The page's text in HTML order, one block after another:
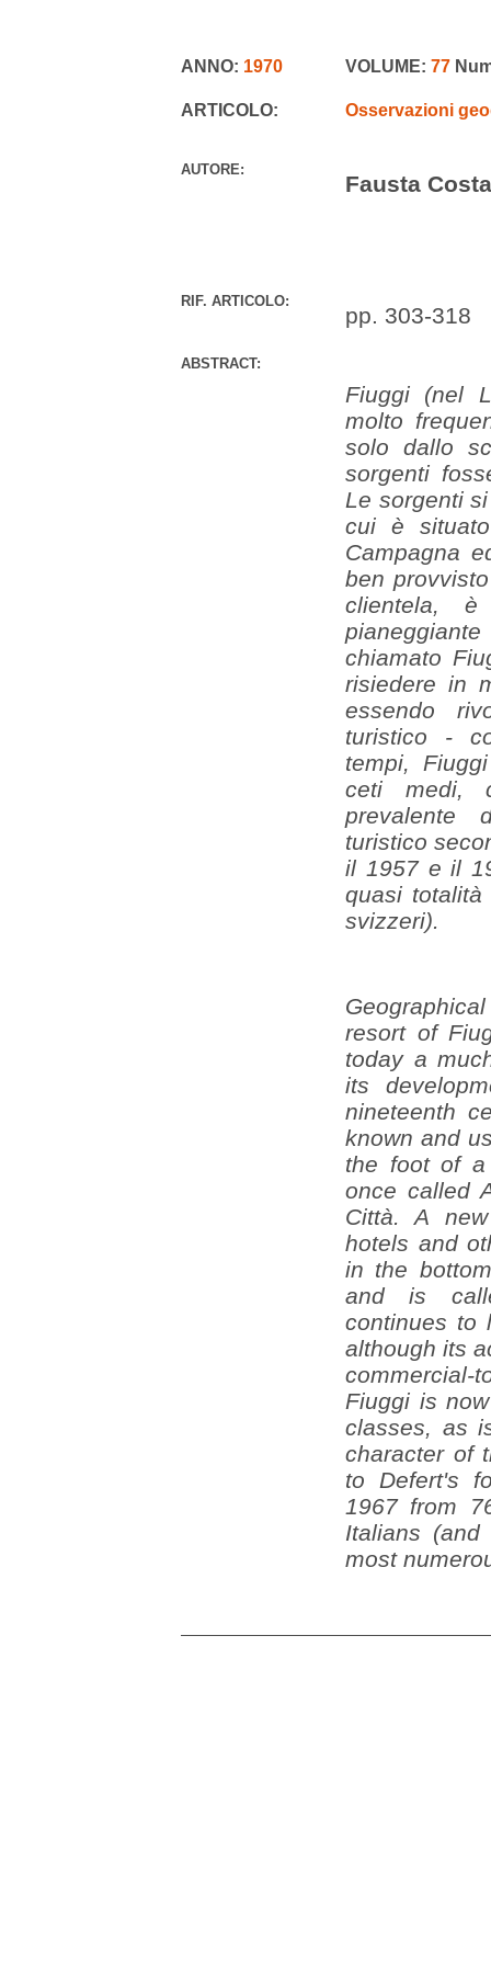
ANNO: 1970 VOLUME: 77
ARTICOLO: Osservazioni
AUTORE:
Fausta
RIF. ARTICOLO:
pp. 303-318
ABSTRACT:
Fiuggi (nel
molto
solo dallo
sorgenti
Le sorgenti
cui è
Campagna
ben
clientela,
chiamato
risiedere in
essendo
turistico -
tempi,
ceti medi,
prevalente
turistico
il 1957 e il
quasi
svizzeri).
resort of
today a
its
nineteenth
known and
the foot of
once called
Città. A
hotels and
in the
and is
continues to
although its
Fiuggi is
classes, as
character of
to Defert's
1967 from
Italians
most